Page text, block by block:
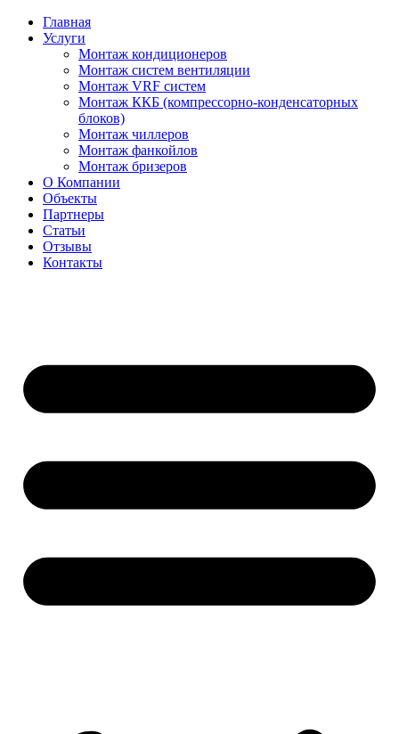
Главная
Услуги
Монтаж кондиционеров
Монтаж cистем вентиляции
Монтаж VRF систем
Монтаж ККБ (компрессорно-конденсаторных
блоков)
Монтаж чиллеров
Монтаж фанкойлов
Монтаж бризеров
О Компании
Объекты
Партнеры
Статьи
Отзывы
Контакты